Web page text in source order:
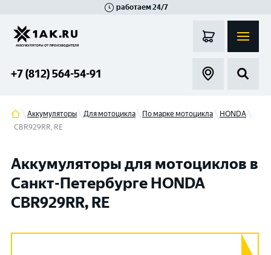
работаем 24/7
+7 (812) 564-54-91
Аккумуляторы Для мотоцикла По марке мотоцикла
HONDA
CBR929RR, RE
Аккумуляторы для мотоциклов в
Санкт-Петербурге HONDA
CBR929RR, RE
Гатчина